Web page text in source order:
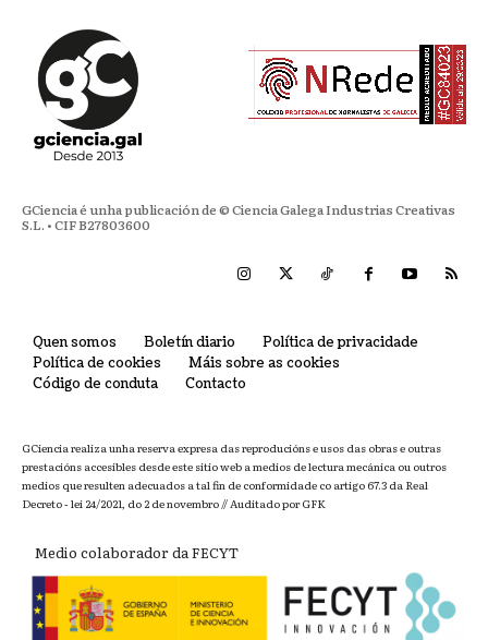
GCiencia é unha publicación de © Ciencia Galega Industrias Creativas
S.L. • CIF B27803600
Quen somos Boletín diario
Política de privacidade
Política de cookies
Máis sobre as cookies
Código de conduta
Contacto
GCiencia realiza unha reserva expresa das reproducións e usos das obras e outras
prestacións accesibles desde este sitio web a medios de lectura mecánica ou outros
medios que resulten adecuados a tal fin de conformidade co artigo 67.3 da Real
Decreto - lei 24/2021, do 2 de novembro // Auditado por GFK
Medio colaborador da FECYT